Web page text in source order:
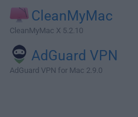
CleanMyMac
CleanMyMac X 5.2.10
AdGuard VPN
AdGuard VPN for Mac 2.9.0